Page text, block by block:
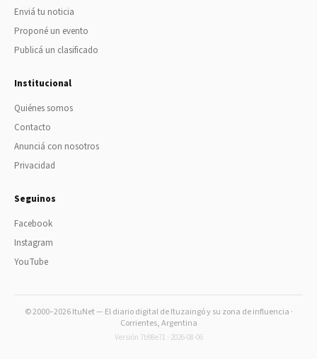
Enviá tu noticia
Proponé un evento
Publicá un clasificado
Institucional
Quiénes somos
Contacto
Anunciá con nosotros
Privacidad
Seguinos
Facebook
Instagram
YouTube
© 2000–2026 ItuNet — El diario digital de Ituzaingó y su zona de influencia ·
Corrientes, Argentina
Versión 7b98e71 · 2026-08-06